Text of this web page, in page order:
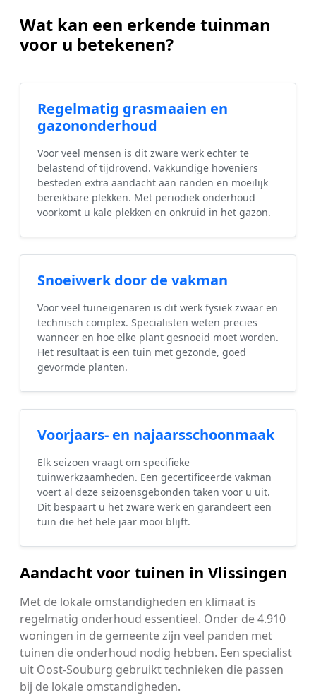
Wat kan een erkende tuinman
voor u betekenen?
Regelmatig grasmaaien en
gazononderhoud
Voor veel mensen is dit zware werk echter te
belastend of tijdrovend. Vakkundige hoveniers
besteden extra aandacht aan randen en moeilijk
bereikbare plekken. Met periodiek onderhoud
voorkomt u kale plekken en onkruid in het gazon.
Snoeiwerk door de vakman
Voor veel tuineigenaren is dit werk fysiek zwaar en
technisch complex. Specialisten weten precies
wanneer en hoe elke plant gesnoeid moet worden.
Het resultaat is een tuin met gezonde, goed
gevormde planten.
Voorjaars- en najaarsschoonmaak
Elk seizoen vraagt om specifieke
tuinwerkzaamheden. Een gecertificeerde vakman
voert al deze seizoensgebonden taken voor u uit.
Dit bespaart u het zware werk en garandeert een
tuin die het hele jaar mooi blijft.
Aandacht voor tuinen in Vlissingen
Met de lokale omstandigheden en klimaat is
regelmatig onderhoud essentieel. Onder de 4.910
woningen in de gemeente zijn veel panden met
tuinen die onderhoud nodig hebben. Een specialist
uit Oost-Souburg gebruikt technieken die passen
bij de lokale omstandigheden.